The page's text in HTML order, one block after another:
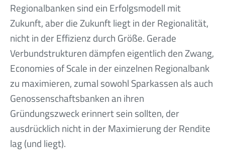
Regionalbanken sind ein Erfolgsmodell mit
Zukunft, aber die Zukunft liegt in der Regionalität,
nicht in der Effizienz durch Größe. Gerade
Verbundstrukturen dämpfen eigentlich den Zwang,
Economies of Scale in der einzelnen Regionalbank
zu maximieren, zumal sowohl Sparkassen als auch
Genossenschaftsbanken an ihren
Gründungszweck erinnert sein sollten, der
ausdrücklich nicht in der Maximierung der Rendite
lag (und liegt).